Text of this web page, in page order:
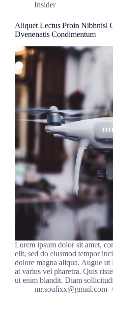
Insider
Aliquet Lectus Proin Nibhnisl
Dvenenatis Condimentum
Lorem ipsum dolor sit amet,
elit, sed do eiusmod tempor
dolore magna aliqua. Augue ut
at varius vel pharetra. Quis
ut enim blandit. Diam
mr.soufixx@gmail.com